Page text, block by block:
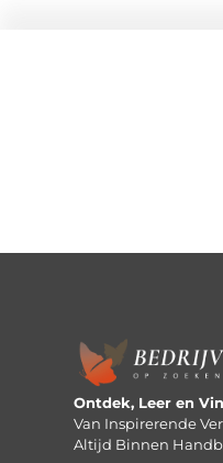
Ontdek, Leer en
Van Inspirerende
Altijd Binnen